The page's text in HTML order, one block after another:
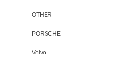
OTHER
PORSCHE
Volvo